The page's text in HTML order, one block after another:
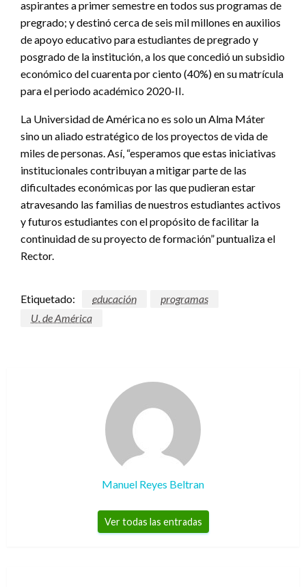
aspirantes a primer semestre en todos sus programas de
pregrado; y destinó cerca de seis mil millones en auxilios
de apoyo educativo para estudiantes de pregrado y
posgrado de la institución, a los que concedió un subsidio
económico del cuarenta por ciento (40%) en su matrícula
para el periodo académico 2020-II.
La Universidad de América no es solo un Alma Máter
sino un aliado estratégico de los proyectos de vida de
miles de personas. Así, “esperamos que estas iniciativas
institucionales contribuyan a mitigar parte de las
dificultades económicas por las que pudieran estar
atravesando las familias de nuestros estudiantes activos
y futuros estudiantes con el propósito de facilitar la
continuidad de su proyecto de formación” puntualiza el
Rector.
Etiquetado: educación
programas
U. de América
Manuel Reyes Beltran
Ver todas las entradas